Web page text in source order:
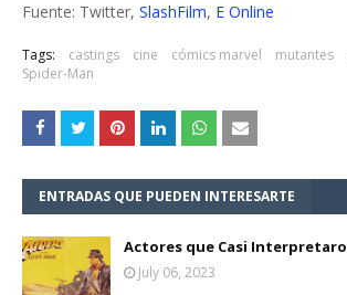
Fuente: Twitter, SlashFilm, E Online
Tags: castings cine cómics marvel mutantes
Spider-Man
ENTRADAS QUE PUEDEN INTERESARTE
Actores que Casi
July 06, 2023